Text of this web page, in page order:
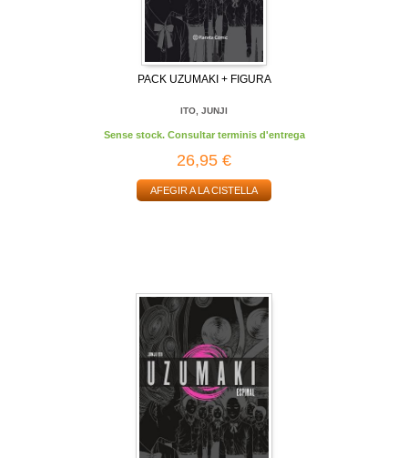
PACK UZUMAKI + FIGURA
ITO, JUNJI
Sense stock. Consultar terminis d'entrega
26,95 €
AFEGIR A LA CISTELLA